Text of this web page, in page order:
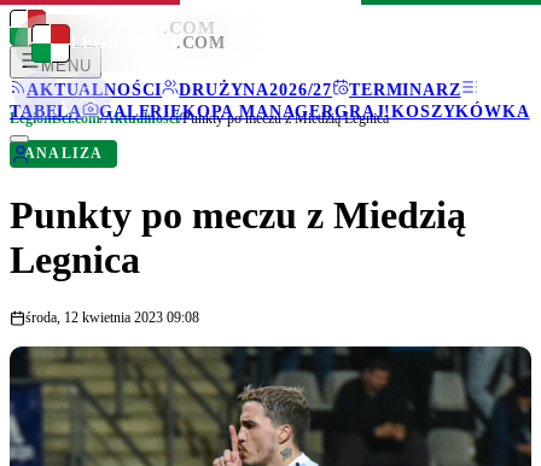
LEGIONISCI .COM
MENU
AKTUALNOŚCI
DRUŻYNA2026/27
TERMINARZ
TABELA
GALERIEKOPA MANAGERGRAJ!KOSZYKÓWKA
LEGIONISCI .COM
Legionisci.com/Aktualności/Punkty po meczu z Miedzią Legnica
ANALIZA
Punkty po meczu z Miedzią
Legnica
środa, 12 kwietnia 2023 09:08